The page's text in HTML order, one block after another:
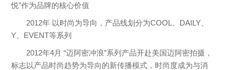
悦”作为品牌的核心价值
2012年 以时尚为导向，产品线划分为COOL、DAILY、
Y、EVENT等系列
2012年4月 “迈阿密冲浪”系列产品开赴美国迈阿密拍摄，
标志以产品时尚趋势为导向的新传播模式，时尚度成为与消